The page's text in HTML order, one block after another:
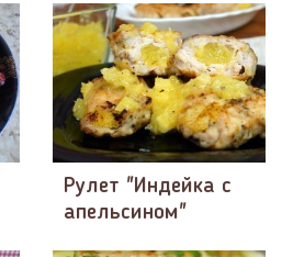
Рулет "Индейка с
апельсином"